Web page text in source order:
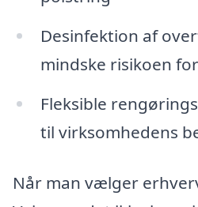
Desinfektion af
mindske risikoen
Fleksible
til virksomhedens
Når man vælger